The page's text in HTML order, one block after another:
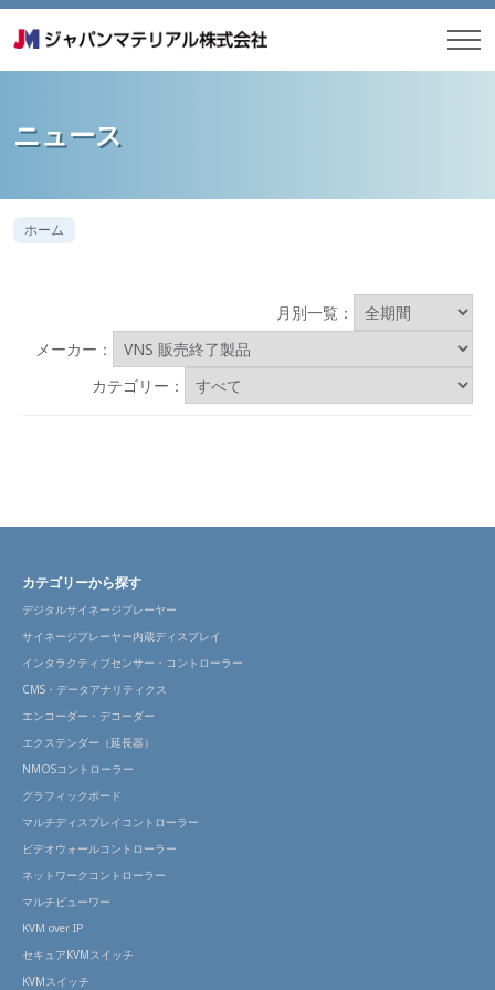
ニュース
ホーム
月別一覧：
メーカー：
カテゴリー：
カテゴリーから探す
デジタルサイネージプレーヤー
サイネージプレーヤー内蔵ディスプレイ
インタラクティブセンサー・コントローラー
CMS・データアナリティクス
エンコーダー・デコーダー
エクステンダー（延長器）
NMOSコントローラー
グラフィックボード
マルチディスプレイコントローラー
ビデオウォールコントローラー
ネットワークコントローラー
マルチビューワー
KVM over IP
セキュアKVMスイッチ
KVMスイッチ